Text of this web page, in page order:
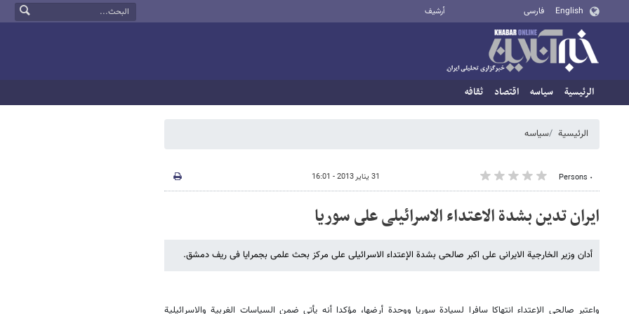
English فارسی أرشيف
الرئيسية سیاسه اقتصاد ثقافه
الرئيسية سیاسه
٠ Persons 31 يناير 2013 - 16:01
ایران تدین بشدة الاعتداء الاسرائیلی على سوریا
أدان وزیر الخارجیة الایرانی علی اکبر صالحی بشدة الإعتداء الاسرائیلی على مرکز بحث علمی بجمرایا فی ریف دمشق.
واعتبر صالحی الإعتداء انتهاکا سافرا لسیادة سوریا ووحدة أرضها، مؤکدا أنه یأتی ضمن السیاسات الغربیة والاسرائیلیة